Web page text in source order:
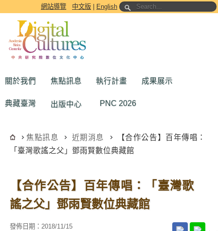
跳到主要內容區塊網站導覽 中文版 English
關於我們 焦點訊息 執行計畫 成果展示
典藏臺灣 出版中心 PNC 2026
焦點訊息 近期消息
【合作公告】百年傳唱：
「臺灣歌謠之父」鄧雨賢數位典藏館
【合作公告】百年傳唱：「臺灣歌
謠之父」鄧雨賢數位典藏館
發佈日期： 2018/11/15